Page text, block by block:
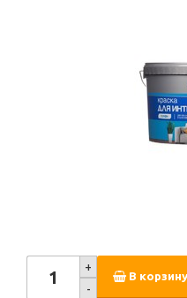
+
-
В корзину